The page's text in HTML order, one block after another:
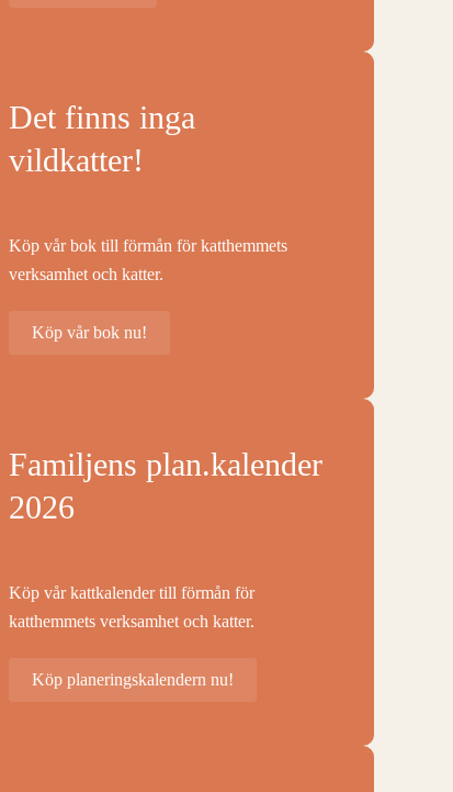
Det finns inga
vildkatter!
Köp vår bok till förmån för katthemmets
verksamhet och katter.
Köp vår bok nu!
Familjens plan.kalender
2026
Köp vår kattkalender till förmån för
katthemmets verksamhet och katter.
Köp planeringskalendern nu!